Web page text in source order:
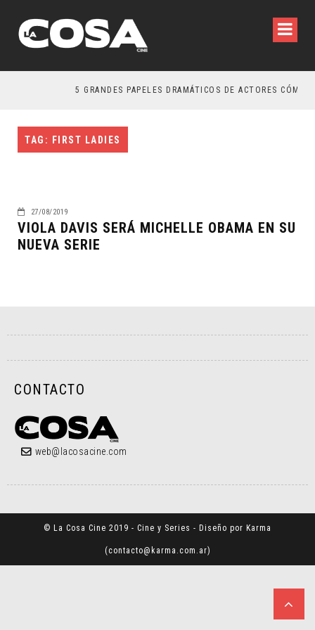
5 GRANDES PAPELES DRAMÁTICOS DE ACTORES CÓMICOS
TAG: FIRST LADIES
27/08/2019
VIOLA DAVIS SERÁ MICHELLE OBAMA EN SU
NUEVA SERIE
CONTACTO
web@lacosacine.com
© La Cosa Cine 2019 - Cine y Series - Diseño por Karma
(contacto@karma.com.ar)